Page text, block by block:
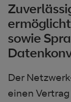
sowie
Der
einen